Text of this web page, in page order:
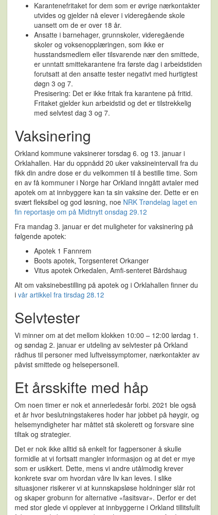
Karantenefritaket for dem som er øvrige nærkontakter
utvides og gjelder nå elever i videregående skole
uansett om de er over 18 år.
Ansatte i barnehager, grunnskoler, videregående
skoler og voksenopplæringen, som ikke er
husstandsmedlem eller tilsvarende nær den smittede,
er unntatt smittekarantene fra første dag i arbeidstiden
forutsatt at den ansatte tester negativt med hurtigtest
døgn 3 og 7.
Presisering: Det er ikke fritak fra karantene på fritid.
Fritaket gjelder kun arbeidstid og det er tilstrekkelig
med selvtest dag 3 og 7.
Vaksinering
Orkland kommune vaksinerer torsdag 6. og 13. januar i
Orklahallen. Har du oppnådd 20 uker vaksineintervall fra du
fikk din andre dose er du velkommen til å bestille time. Som
en av få kommuner i Norge har Orkland inngått avtaler med
apotek om at innbyggere kan ta sin vaksine der. Dette er en
svært fleksibel og god løsning, noe NRK Trøndelag laget en
fin reportasje om på Midtnytt onsdag 29.12
Fra mandag 3. januar er det muligheter for vaksinering på
følgende apotek:
Apotek 1 Fannrem
Boots apotek, Torgsenteret Orkanger
Vitus apotek Orkedalen, Amfi-senteret Bårdshaug
Alt om vaksinebestilling på apotek og i Orklahallen finner du
i vår artikkel fra tirsdag 28.12
Selvtester
Vi minner om at det mellom klokken 10:00 – 12:00 lørdag 1.
og søndag 2. januar er utdeling av selvtester på Orkland
rådhus til personer med luftveissymptomer, nærkontakter av
påvist smittede og helsepersonell.
Et årsskifte med håp
Om noen timer er nok et annerledesår forbi. 2021 ble også
et år hvor beslutningstakeres hoder har jobbet på høygir, og
helsemyndigheter har måttet stå skolerett og forsvare sine
tiltak og strategier.
Det er nok ikke alltid så enkelt for fagpersoner å skulle
formidle at vi fortsatt mangler informasjon og at det er mye
som er usikkert. Dette, mens vi andre utålmodig krever
konkrete svar om hvordan våre liv kan leves. I slike
situasjoner risikerer vi at kunnskapsløse holdninger slår rot
og skaper grobunn for alternative «fasitsvar». Derfor er det
med stor glede vi opplever at innbyggerne i Orkland tillitsfullt